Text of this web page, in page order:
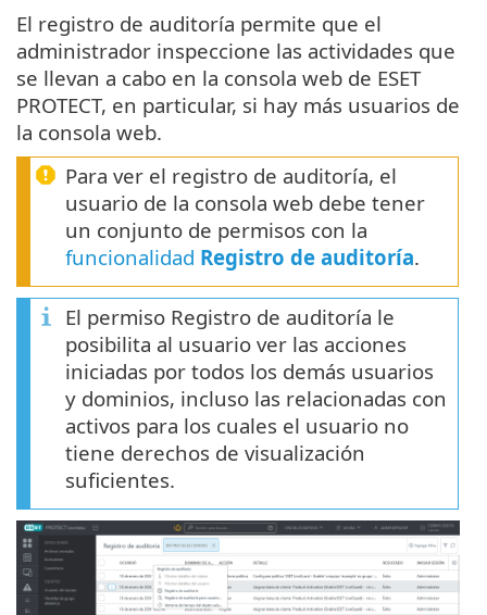
El registro de auditoría permite que el
administrador inspeccione las actividades que
se llevan a cabo en la consola web de ESET
PROTECT, en particular, si hay más usuarios de
la consola web.
Para ver el registro de auditoría, el
usuario de la consola web debe tener
un conjunto de permisos con la
funcionalidad Registro de auditoría.
El permiso Registro de auditoría le
posibilita al usuario ver las acciones
iniciadas por todos los demás usuarios
y dominios, incluso las relacionadas con
activos para los cuales el usuario no
tiene derechos de visualización
suficientes.